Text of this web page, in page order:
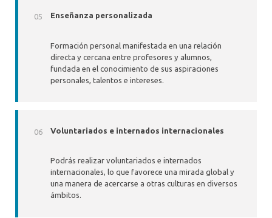
Enseñanza personalizada
Formación personal manifestada en una relación
directa y cercana entre profesores y alumnos,
fundada en el conocimiento de sus aspiraciones
personales, talentos e intereses.
Voluntariados e internados internacionales
Podrás realizar voluntariados e internados
internacionales, lo que favorece una mirada global y
una manera de acercarse a otras culturas en diversos
ámbitos.